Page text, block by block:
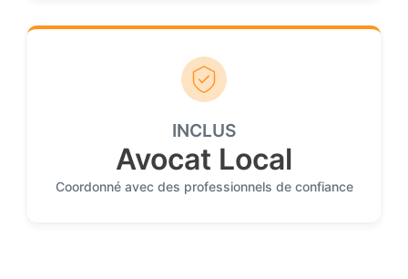
INCLUS
Avocat Local
Coordonné avec des professionnels de confiance